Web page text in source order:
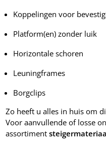
Koppelingen voor
Platform(en) zonder luik
Horizontale schoren
Leuningframes
Borgclips
Zo heeft u alles in huis om
Voor aanvullende of losse
assortiment